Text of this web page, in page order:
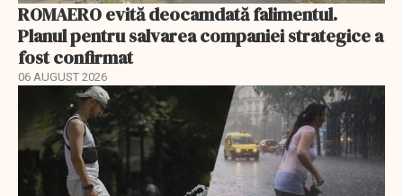
ROMAERO evită deocamdată falimentul.
Planul pentru salvarea companiei strategice a
fost confirmat
06 AUGUST 2026